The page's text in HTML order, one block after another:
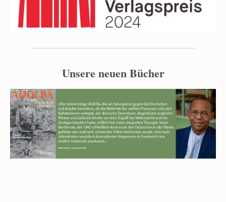
Unsere neuen Bücher